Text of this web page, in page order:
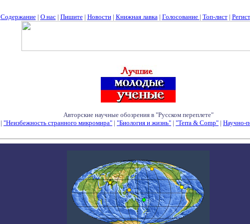
Содержание| О нас| Пишите| Новости| Книжная лавка| Голосование | Топ-лист|
Авторские научные обозрения в "Русском переплете"
| "Неизбежность странного микромира" | "Биология и жизнь" | "Terra & Comp" | Научно-